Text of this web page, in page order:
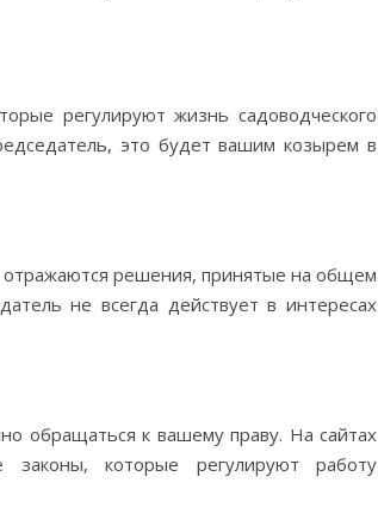
регулируют жизнь садоводческого
это будет вашим козырем в
решения, принятые на общем
не всегда действует в интересах
обращаться к вашему праву. На сайтах
законы, которые регулируют работу